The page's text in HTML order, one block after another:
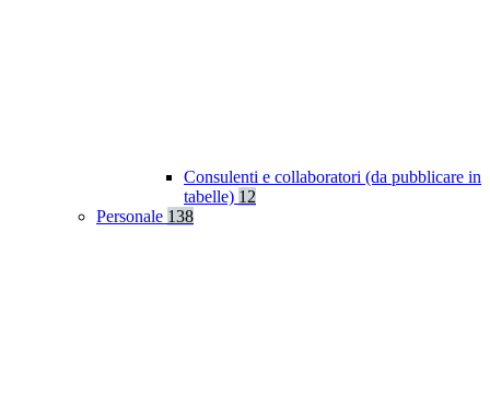
Consulenti e collaboratori (da pubblicare in
tabelle) 12
Personale 138